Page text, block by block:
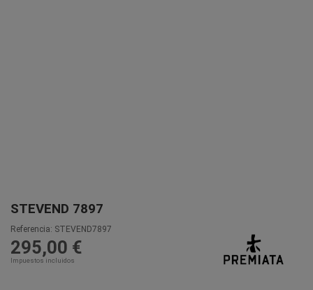
STEVEND 7897
Referencia: STEVEND7897
295,00 €
Impuestos incluidos